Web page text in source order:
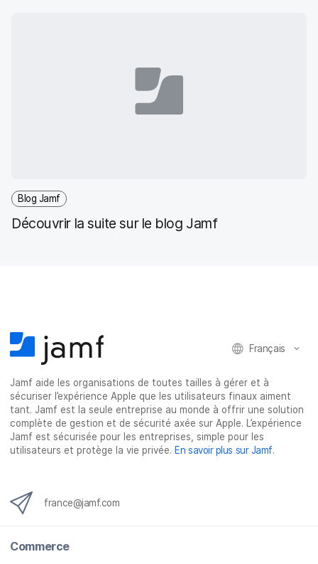
Blog Jamf
Découvrir la suite sur le blog Jamf
Français
Jamf aide les organisations de toutes tailles à gérer et à
sécuriser l’expérience Apple que les utilisateurs finaux aiment
tant. Jamf est la seule entreprise au monde à offrir une solution
complète de gestion et de sécurité axée sur Apple. L’expérience
Jamf est sécurisée pour les entreprises, simple pour les
utilisateurs et protège la vie privée. En savoir plus sur Jamf.
france@jamf.com
Commerce